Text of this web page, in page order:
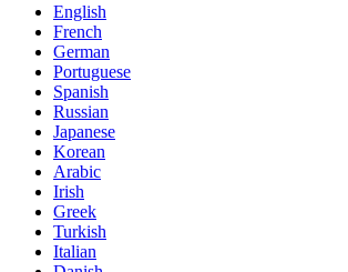
English
French
German
Portuguese
Spanish
Russian
Japanese
Korean
Arabic
Irish
Greek
Turkish
Italian